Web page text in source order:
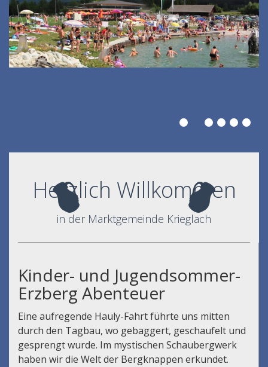
Herzlich Willkommen
in der Marktgemeinde Krieglach
Kinder- und Jugendsommer-
Erzberg Abenteuer
Eine aufregende Hauly-Fahrt führte uns mitten
durch den Tagbau, wo gebaggert, geschaufelt und
gesprengt wurde. Im mystischen Schaubergwerk
haben wir die Welt der Bergknappen erkundet.